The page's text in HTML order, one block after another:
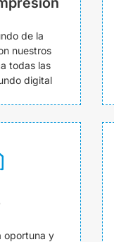
de la
nuestros
todas las
digital
oportuna y